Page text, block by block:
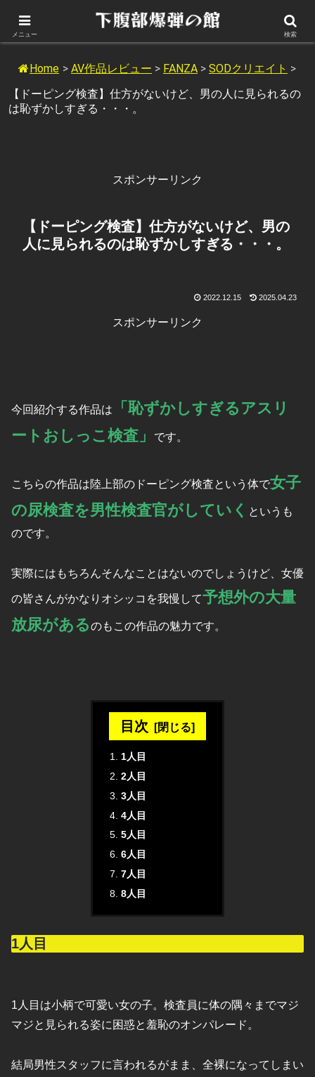
このサイトについて
Home > AV作品レビュー > FANZA > SODクリエイト >
【ドーピング検査】仕方がないけど、男の人に見られるの
は恥ずかしすぎる・・・。
スポンサーリンク
【ドーピング検査】仕方がないけど、男の
人に見られるのは恥ずかしすぎる・・・。
2022.12.15 2025.04.23
スポンサーリンク
今回紹介する作品は 「 恥ずかしすぎるアスリ
ートおしっこ検査 」 です。
こちらの作品は陸上部のドーピング検査という体で女子
の尿検査を男性検査官がしていく というも
のです。
実際にはもちろんそんなことはないのでしょうけど、女優
の皆さんがかなりオシッコを我慢して予想外の大量
放尿があるのもこの作品の魅力です。
目次
1人目
2人目
3人目
4人目
5人目
6人目
7人目
8人目
1人目
1人目は小柄で可愛い女の子。検査員に体の隅々までマジ
マジと見られる姿に困惑と羞恥のオンパレード。
結局男性スタッフに言われるがまま、全裸になってしまい
メニュー 検索